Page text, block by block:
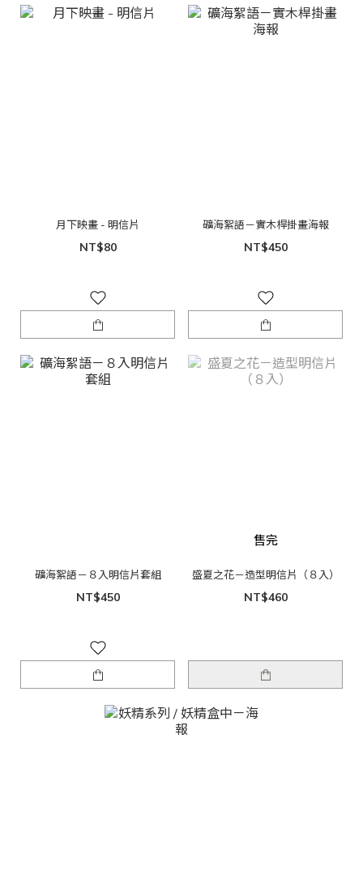
月下映畫 - 明信片
NT$80
礦海絮語－實木桿掛畫海報
NT$450
礦海絮語－８入明信片套組
NT$450
售完
盛夏之花－造型明信片（８入）
NT$460